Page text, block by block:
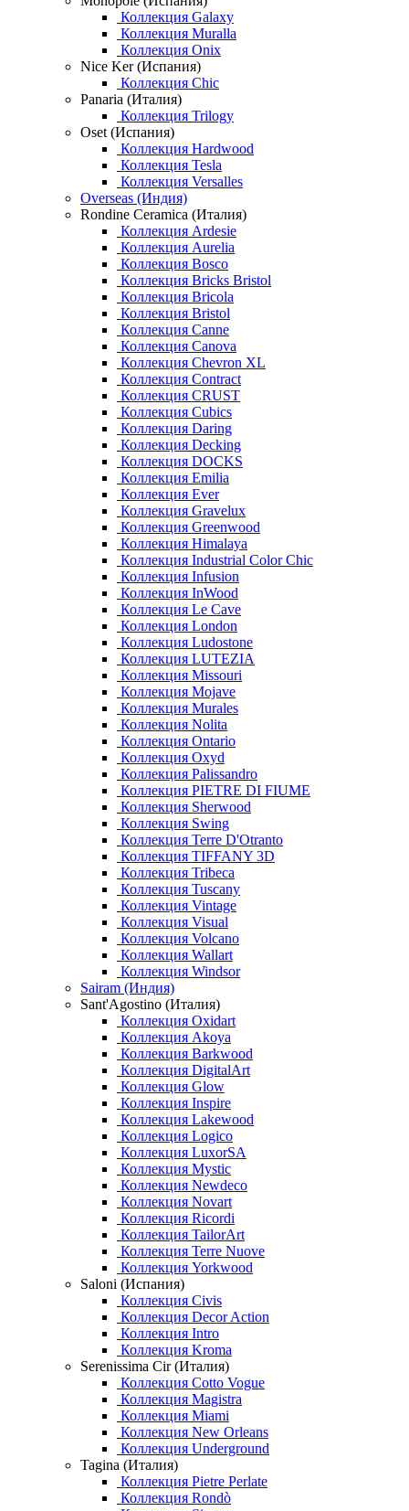
Коллекция Galaxy
Коллекция Muralla
Коллекция Onix
Nice Ker (Испания)
Коллекция Chic
Panaria (Италия)
Коллекция Trilogy
Oset (Испания)
Коллекция Hardwood
Коллекция Tesla
Коллекция Versalles
Overseas (Индия)
Rondine Ceramica (Италия)
Коллекция Ardesie
Коллекция Aurelia
Коллекция Bosco
Коллекция Bricks Bristol
Коллекция Bricola
Коллекция Bristol
Коллекция Canne
Коллекция Canova
Коллекция Chevron XL
Коллекция Contract
Коллекция CRUST
Коллекция Cubics
Коллекция Daring
Коллекция Decking
Коллекция DOCKS
Коллекция Emilia
Коллекция Ever
Коллекция Gravelux
Коллекция Greenwood
Коллекция Himalaya
Коллекция Industrial Color Chic
Коллекция Infusion
Коллекция InWood
Коллекция Le Cave
Коллекция London
Коллекция Ludostone
Коллекция LUTEZIA
Коллекция Missouri
Коллекция Mojave
Коллекция Murales
Коллекция Nolita
Коллекция Ontario
Коллекция Oxyd
Коллекция Palissandro
Коллекция PIETRE DI FIUME
Коллекция Sherwood
Коллекция Swing
Коллекция Terre D'Otranto
Коллекция TIFFANY 3D
Коллекция Tribeca
Коллекция Tuscany
Коллекция Vintage
Коллекция Visual
Коллекция Volcano
Коллекция Wallart
Коллекция Windsor
Sairam (Индия)
Sant'Agostino (Италия)
Коллекция Oxidart
Коллекция Akoya
Коллекция Barkwood
Коллекция DigitalArt
Коллекция Glow
Коллекция Inspire
Коллекция Lakewood
Коллекция Logico
Коллекция LuxorSA
Коллекция Mystic
Коллекция Newdeco
Коллекция Novart
Коллекция Ricordi
Коллекция TailorArt
Коллекция Terre Nuove
Коллекция Yorkwood
Saloni (Испания)
Коллекция Civis
Коллекция Decor Action
Коллекция Intro
Коллекция Kroma
Serenissima Cir (Италия)
Коллекция Cotto Vogue
Коллекция Magistra
Коллекция Miami
Коллекция New Orleans
Коллекция Underground
Tagina (Италия)
Коллекция Pietre Perlate
Коллекция Rondò